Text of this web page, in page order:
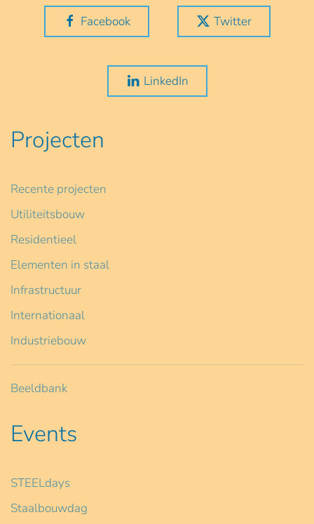
Facebook Twitter
LinkedIn
Projecten
Recente projecten
Utiliteitsbouw
Residentieel
Elementen in staal
Infrastructuur
Internationaal
Industriebouw
Beeldbank
Events
STEELdays
Staalbouwdag